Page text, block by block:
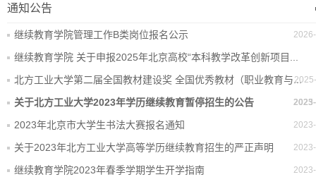
通知公告
继续教育学院管理工作B类岗位报名公示
继续教育学院 关于申报2025年北京高校“本科教学改革创新项目...
北方工业大学第二届全国教材建设奖 全国优秀教材（职业教育与...
关于北方工业大学2023年学历继续教育暂停招生的公告
2023年北京市大学生书法大赛报名通知
关于2023年北方工业大学高等学历继续教育招生的严正声明
继续教育学院2023年春季学期学生开学指南